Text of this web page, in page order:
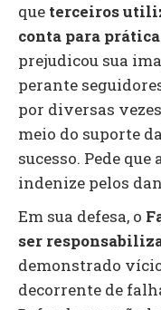
que terceiros
conta para
prejudicou sua
perante
por diversas
meio do suporte
sucesso. Pede que
indenize pelos
Em sua defesa, o
ser
demonstrado
decorrente de